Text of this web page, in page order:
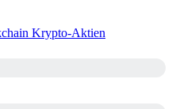
Krypto-Aktien